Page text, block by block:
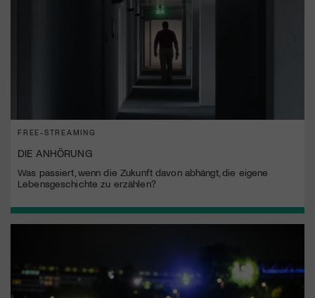
FREE-STREAMING
DIE ANHÖRUNG
Was passiert, wenn die Zukunft davon abhängt, die eigene
Lebensgeschichte zu erzählen?